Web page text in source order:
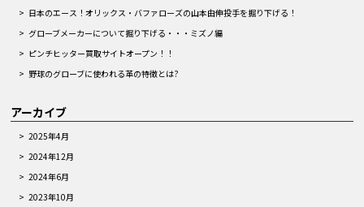
日本のエース！オリックス・バファローズの山本由伸投手を掘り下げる！
グローブメーカーについて掘り下げる・・・ミズノ編
ピンチヒッター買取サイトオープン！！
野球のグローブに使われる革の特徴とは?
アーカイブ
2025年4月
2024年12月
2024年6月
2023年10月